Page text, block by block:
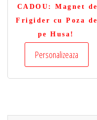
CADOU : Magnet de
Frigider cu Poza de
pe Husa!
Personalizeaza